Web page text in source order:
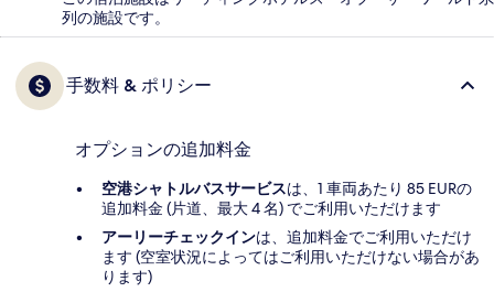
列の施設です。
手数料 & ポリシー
オプションの追加料金
空港シャトルバスサービスは、1 車両あたり 85 EURの
追加料金 (片道、最大 4 名) でご利用いただけます
アーリーチェックインは、追加料金でご利用いただけ
ます (空室状況によってはご利用いただけない場合があ
ります)